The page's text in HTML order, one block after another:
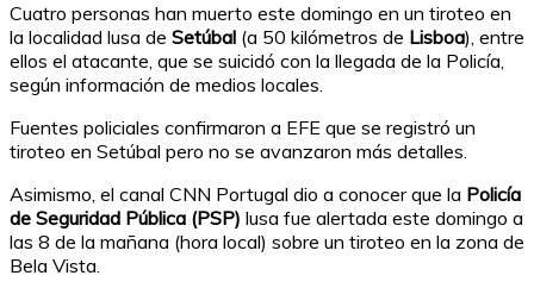
Cuatro personas han muerto este domingo en un tiroteo en
la localidad lusa de Setúbal (a 50 kilómetros de Lisboa), entre
ellos el atacante, que se suicidó con la llegada de la Policía,
según información de medios locales.
Fuentes policiales confirmaron a EFE que se registró un
tiroteo en Setúbal pero no se avanzaron más detalles.
Asimismo, el canal CNN Portugal dio a conocer que la Policía
de Seguridad Pública (PSP) lusa fue alertada este domingo a
las 8 de la mañana (hora local) sobre un tiroteo en la zona de
Bela Vista.